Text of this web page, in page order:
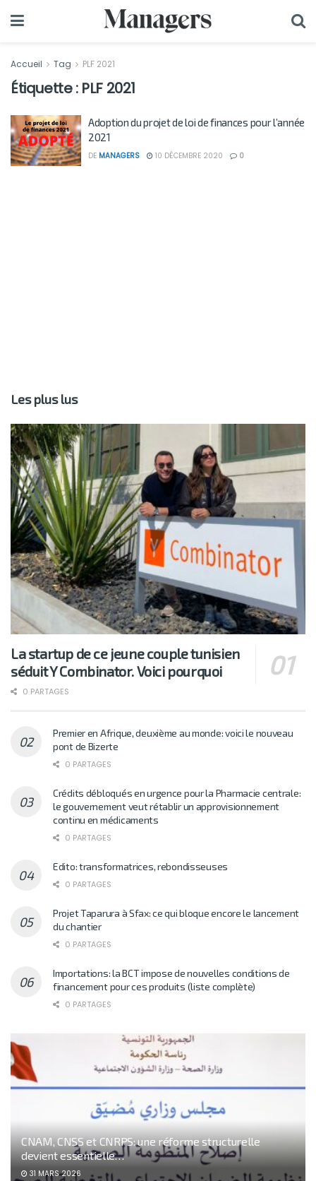
Accueil Tag PLF 2021
Étiquette : PLF 2021
Adoption du projet de loi de finances pour l’année
2021
DE MANAGERS 10 DÉCEMBRE 2020 0
Les plus lus
La startup de ce jeune couple tunisien
séduit Y Combinator. Voici pourquoi
0 PARTAGES
Premier en Afrique, deuxième au monde: voici le nouveau
pont de Bizerte
0 PARTAGES
Crédits débloqués en urgence pour la Pharmacie centrale:
le gouvernement veut rétablir un approvisionnement
continu en médicaments
0 PARTAGES
Edito: transformatrices, rebondisseuses
0 PARTAGES
Projet Taparura à Sfax: ce qui bloque encore le lancement
du chantier
0 PARTAGES
Importations: la BCT impose de nouvelles conditions de
financement pour ces produits (liste complète)
0 PARTAGES
CNAM, CNSS et CNRPS: une réforme structurelle
devient essentielle…
31 MARS 2026